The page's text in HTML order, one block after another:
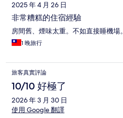
2025 年 4 月 26 日
非常糟糕的住宿經驗
房間舊、煙味太重。不如直接睡機場。
1 晚旅行
旅客真實評論
10/10 好極了
2026 年 3 月 30 日
使用 Google 翻譯